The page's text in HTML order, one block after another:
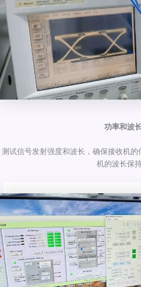
功率和波
测试信号发射强度和波长，确保接收机
机的波长保持